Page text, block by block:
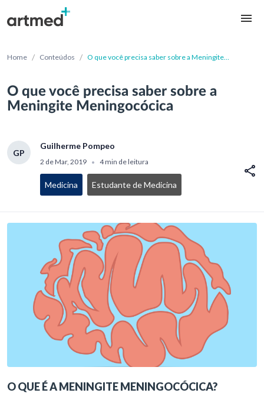
Home / Conteúdos / O que você precisa saber sobre a Meningite
O que você precisa saber sobre a
Meningite Meningocócica
GP
Guilherme Pompeo
2 de Mar, 2019 • 4 min de leitura
Medicina Estudante de Medicina
O QUE É A MENINGITE MENINGOCÓCICA?